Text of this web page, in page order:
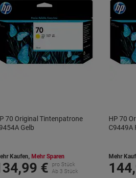
70 Original Tintenpatrone
Gelb
Kaufen, Mehr Sparen
€
pro Stück
Ab 3 Stück
HP 70
C9449A
Mehr